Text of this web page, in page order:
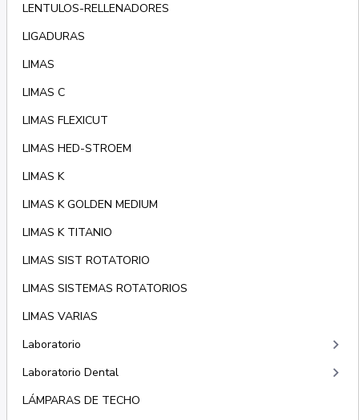
LENTULOS-RELLENADORES
LIGADURAS
LIMAS
LIMAS C
LIMAS FLEXICUT
LIMAS HED-STROEM
LIMAS K
LIMAS K GOLDEN MEDIUM
LIMAS K TITANIO
LIMAS SIST ROTATORIO
LIMAS SISTEMAS ROTATORIOS
LIMAS VARIAS
Laboratorio
keyboard_arrow_right
Laboratorio Dental keyboard_arrow_right
LÁMPARAS DE TECHO